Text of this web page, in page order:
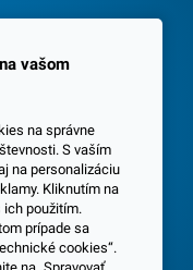
vašom
na správne
S vaším
na personalizáciu
Kliknutím na
ich použitím.
prípade sa
cookies“.